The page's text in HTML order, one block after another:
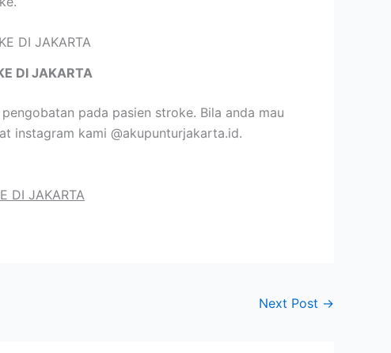
DI JAKARTA
pada pasien stroke. Bila anda mau
instagram kami @akupunturjakarta.id.
DI JAKARTA
Next Post →